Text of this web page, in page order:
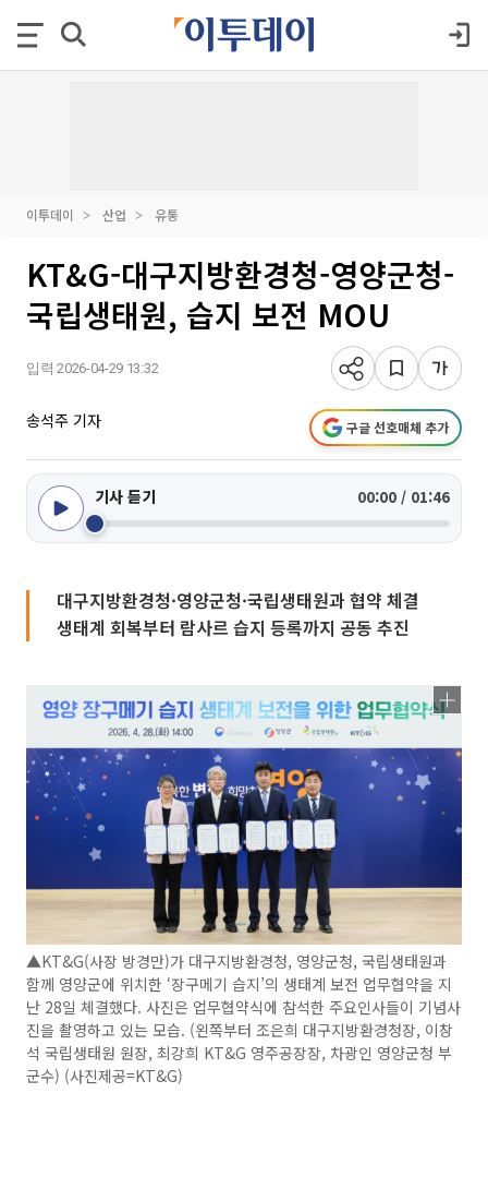
이투데이 산업 유통
KT&G-대구지방환경청-영양군청-
국립생태원, 습지 보전 MOU
입력 2026-04-29 13:32
송석주 기자 구글 선호매체 추가
기사 듣기 00:00 / 01:46
대구지방환경청·영양군청·국립생태원과 협약 체결
생태계 회복부터 람사르 습지 등록까지 공동 추진
▲KT&G(사장 방경만)가 대구지방환경청, 영양군청, 국립생태원과
함께 영양군에 위치한 ‘장구메기 습지’의 생태계 보전 업무협약을 지
난 28일 체결했다. 사진은 업무협약식에 참석한 주요인사들이 기념사
진을 촬영하고 있는 모습. (왼쪽부터 조은희 대구지방환경청장, 이창
석 국립생태원 원장, 최강희 KT&G 영주공장장, 차광인 영양군청 부
군수) (사진제공=KT&G)